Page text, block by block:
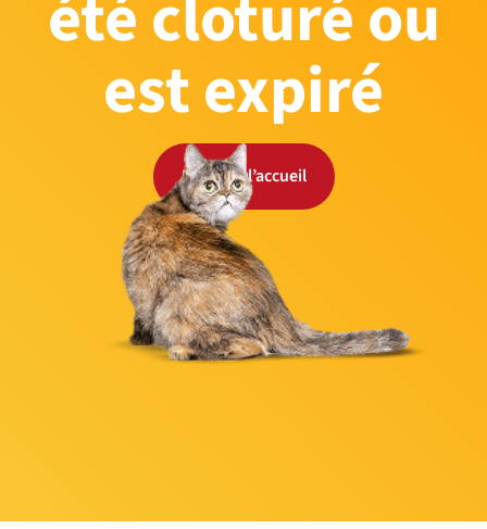
été cloturé ou
est expiré
Retour à l’accueil